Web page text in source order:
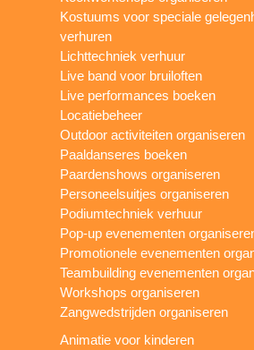
Kostuums voor speciale
verhuren
Lichttechniek verhuur
Live band voor bruiloften
Live performances boeken
Locatiebeheer
Outdoor activiteiten organiseren
Paaldanseres boeken
Paardenshows organiseren
Personeelsuitjes organiseren
Podiumtechniek verhuur
Pop-up evenementen
Promotionele evenementen
Teambuilding evenementen
Workshops organiseren
Zangwedstrijden organiseren
Animatie voor kinderen